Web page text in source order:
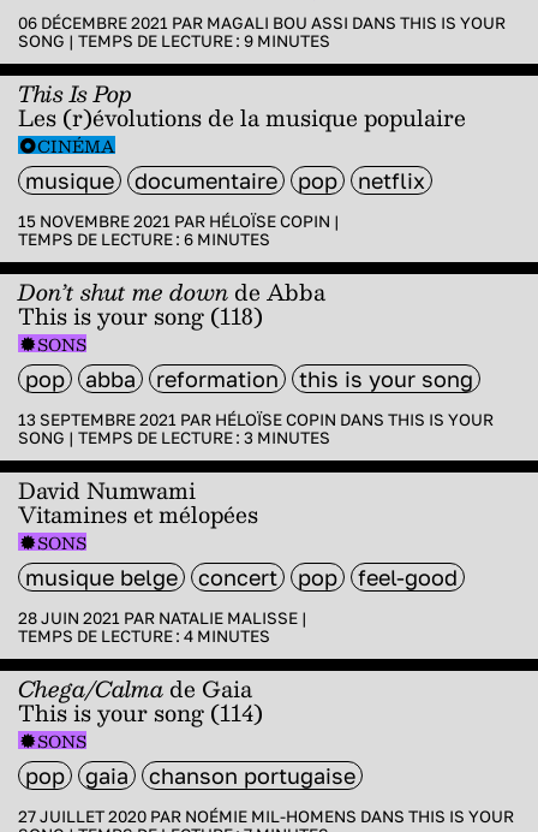
06 DÉCEMBRE 2021 PAR MAGALI BOU ASSI DANS THIS IS YOUR
SONG | TEMPS DE LECTURE : 9 MINUTES
This Is Pop
Les (r)évolutions de la musique populaire
CINÉMA
musique documentaire pop netflix
15 NOVEMBRE 2021 PAR HÉLOÏSE COPIN |
TEMPS DE LECTURE : 6 MINUTES
Don’t shut me downdeAbba
This is your song (118)
SONS
pop abba reformation this is your song
13 SEPTEMBRE 2021 PAR HÉLOÏSE COPIN DANS THIS IS YOUR
SONG | TEMPS DE LECTURE : 3 MINUTES
David Numwami
Vitamines et mélopées
SONS
musique belge concert pop feel-good
28 JUIN 2021 PAR NATALIE MALISSE |
TEMPS DE LECTURE : 4 MINUTES
Chega/Calmade Gaia
This is your song (114)
SONS
pop gaia chanson portugaise
27 JUILLET 2020 PAR NOÉMIE MIL-HOMENS DANS THIS IS YOUR